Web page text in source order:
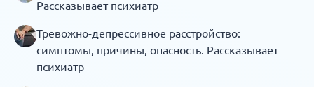
Рассказывает психиатр
Тревожно-депрессивное расстройство:
симптомы, причины, опасность. Рассказывает
психиатр